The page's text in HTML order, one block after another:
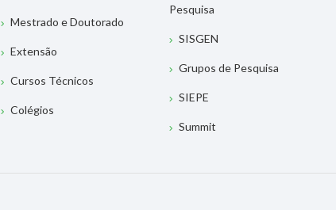
Mestrado e Doutorado
Extensão
Cursos Técnicos
Colégios
Pesquisa
SISGEN
Grupos de Pesquisa
SIEPE
Summit